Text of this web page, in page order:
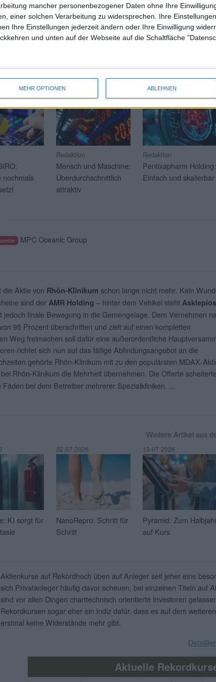
mancher personenbezogener Daten ohne Ihre
einer solchen Verarbeitung zu widersprechen. Ihre
Ihre Einstellungen jederzeit ändern oder Ihre Einwilligung
und unten auf der Webseite auf die Schaltfläche
MEHR OPTIONEN ABLEHNEN
...
COVERAGE
Mehr Artikel über aktuelle Soft-
nochmals
21.07.2026
Redaktion
Mensch und Maschine:
Überdurchschnittlich
attraktiv
17.07.2026
Redaktion
Pentixapharm Holding:
Einfach und skalierbar
MPC Oceanic Group
die Aktie von Rhön-Klinikum schon lange nicht mehr. Kein
sind der AMR Holding – hinter dem Vehikel steht Asklepios
jedoch finale Bewegung in die Gemengelage. Dem Vernehmen
95 Prozent überschritten und zielt auf einen kompletten
Weg freimachen soll dafür eine außerordentliche
richtet sich nun auf das fällige Abfindungsangebot an die
gehörte Rhön-Klinikum mit zu den populärsten MDAX-
Rhön-Klinikum die Mehrheit übernehmen. Die Offerte scheiterte
bei dem Betreiber mehrerer Spezialkliniken.
Weitere Artikel aus
KI sorgt für
22.07.2026
NanoRepro: Schritt für
Schritt
13.07.2026
Pyramid: Zum
auf Kurs
Aktienkurse auf Rekordhoch üben auf Anleger seit jeher eine
sich Privatanleger häufig davor scheuen, bei einzelnen Titeln auf
sind vor allen Dingen charttechnisch orientierte Investoren
Rekordkursen sogar eher ein Indiz dafür, dass es auf dem
erstmal keine Widerstände mehr gibt.
Aktuelle